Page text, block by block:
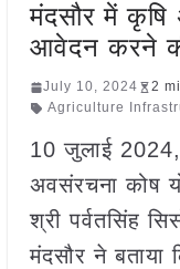
मंदसौर में कृषि
आवेदन करने
July 10, 2024
2
Agriculture
10 जुलाई
अवसंरचना कोष
श्री पर्वतसिंह
मंदसौर ने